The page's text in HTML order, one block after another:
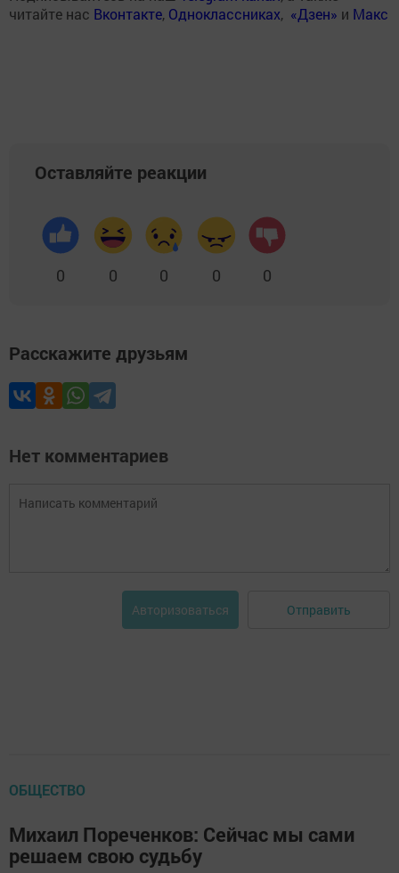
читайте нас Вконтакте, Одноклассниках, «Дзен» и Макс
Оставляйте реакции
0 0 0 0 0
Расскажите друзьям
Нет комментариев
Авторизоваться Отправить
ОБЩЕСТВО
Михаил Пореченков: Сейчас мы сами
решаем свою судьбу